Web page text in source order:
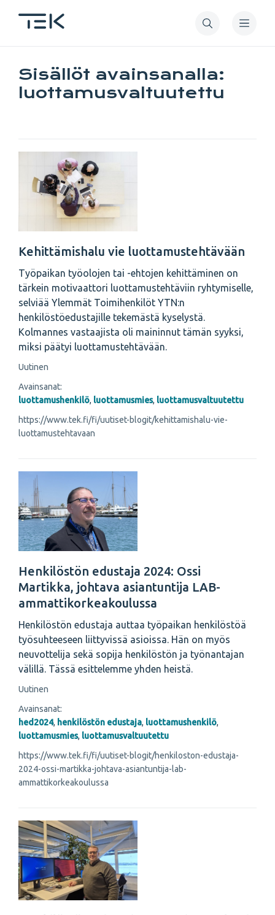
pääsisältöön
Sisällöt avainsanalla:
luottamusvaltuutettu
Kehittämishalu vie luottamustehtävään
Työpaikan työolojen tai -ehtojen kehittäminen on
tärkein motivaattori luottamustehtäviin ryhtymiselle,
selviää Ylemmät Toimihenkilöt YTN:n
henkilöstöedustajille tekemästä kyselystä.
Kolmannes vastaajista oli maininnut tämän syyksi,
miksi päätyi luottamustehtävään.
Uutinen
Avainsanat:
luottamushenkilö, luottamusmies, luottamusvaltuutettu
https://www.tek.fi/fi/uutiset-blogit/kehittamishalu-vie-
luottamustehtavaan
Henkilöstön edustaja 2024: Ossi
Martikka, johtava asiantuntija LAB-
ammattikorkeakoulussa
Henkilöstön edustaja auttaa työpaikan henkilöstöä
työsuhteeseen liittyvissä asioissa. Hän on myös
neuvottelija sekä sopija henkilöstön ja työnantajan
välillä. Tässä esittelemme yhden heistä.
Uutinen
Avainsanat:
hed2024, henkilöstön edustaja, luottamushenkilö,
luottamusmies, luottamusvaltuutettu
https://www.tek.fi/fi/uutiset-blogit/henkiloston-edustaja-
2024-ossi-martikka-johtava-asiantuntija-lab-
ammattikorkeakoulussa